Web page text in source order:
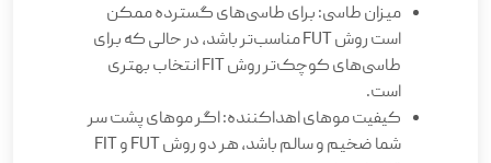
میزان طاسی: برای طاسی‌های گسترده ممکن
است روش FUT مناسب‌تر باشد، در حالی که برای
طاسی‌های کوچک‌تر روش FIT انتخاب بهتری
است.
کیفیت موهای اهداکننده: اگر موهای پشت سر
شما ضخیم و سالم باشد، هر دو روش FUT و FIT